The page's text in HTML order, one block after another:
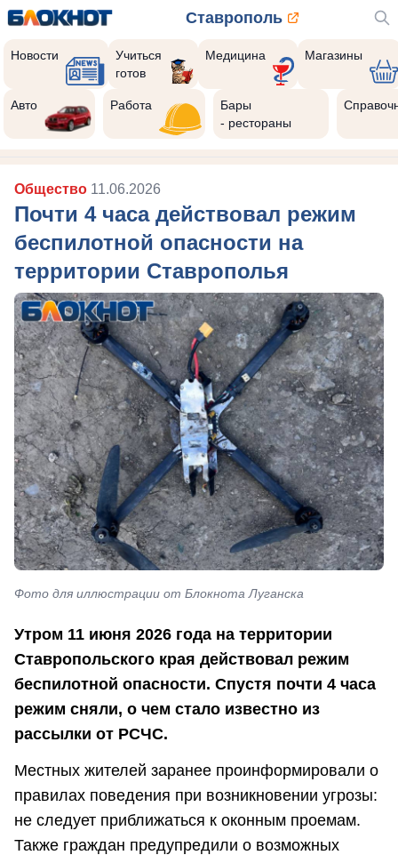
Ставрополь
Новости
Учиться
готов
Медицина Магазины
Авто Работа
Бары
- рестораны
Общество 11.06.2026
Почти 4 часа действовал режим
беспилотной опасности на
территории Ставрополья
Фото для иллюстрации от Блокнота Луганска
Утром 11 июня 2026 года на территории
Ставропольского края действовал режим
беспилотной опасности. Спустя почти 4 часа
режим сняли, о чем стало известно из
рассылки от РСЧС.
Местных жителей заранее проинформировали о
правилах поведения при возникновении угрозы:
не следует приближаться к оконным проемам.
Также граждан предупредили о возможных